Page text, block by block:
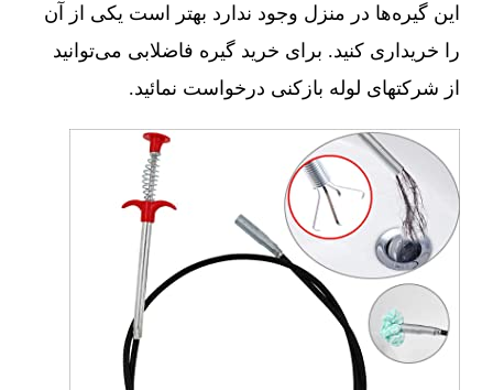
این گیره‌ها در منزل وجود ندارد بهتر است یکی از آن
را خریداری کنید. برای خرید گیره فاضلابی می‌توانید
از شرکتهای لوله بازکنی درخواست نمائید.